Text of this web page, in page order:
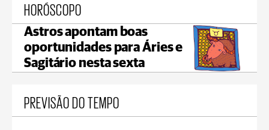
HORÓSCOPO
Astros apontam boas
oportunidades para Áries e
Sagitário nesta sexta
PREVISÃO DO TEMPO